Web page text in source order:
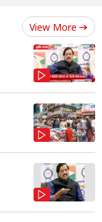
View More